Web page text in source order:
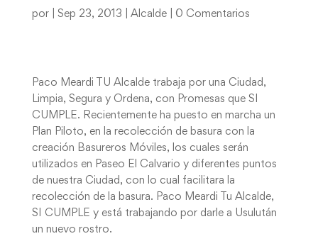
por Sep 23, 2013 Alcalde| 0 Comentarios
Paco Meardi TU Alcalde trabaja por una Ciudad,
Limpia, Segura y Ordena, con Promesas que SI
CUMPLE. Recientemente ha puesto en marcha un
Plan Piloto, en la recolección de basura con la
creación Basureros Móviles, los cuales serán
utilizados en Paseo El Calvario y diferentes puntos
de nuestra Ciudad, con lo cual facilitara la
recolección de la basura. Paco Meardi Tu Alcalde,
SI CUMPLE y está trabajando por darle a Usulután
un nuevo rostro.